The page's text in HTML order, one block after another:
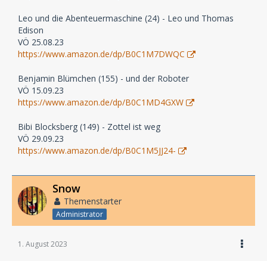
Leo und die Abenteuermaschine (24) - Leo und Thomas
Edison
VÖ 25.08.23
https://www.amazon.de/dp/B0C1M7DWQC
Benjamin Blümchen (155) - und der Roboter
VÖ 15.09.23
https://www.amazon.de/dp/B0C1MD4GXW
Bibi Blocksberg (149) - Zottel ist weg
VÖ 29.09.23
https://www.amazon.de/dp/B0C1M5JJ24-
Snow
Themenstarter
Administrator
1. August 2023